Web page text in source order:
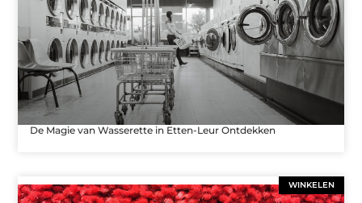
De Magie van Wasserette in Etten-Leur Ontdekken
WINKELEN